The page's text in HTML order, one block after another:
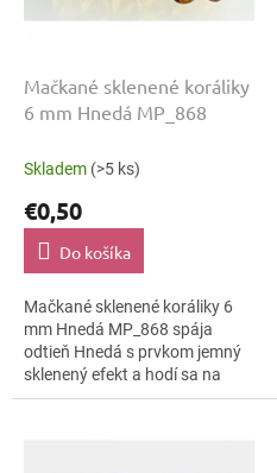
d
Mačkané sklenené koráliky
6 mm Hnedá MP_868
Skladem (>5 ks)
€0,50
Do košíka
Mačkané sklenené koráliky 6
mm Hnedá MP_868 spája
odtieň Hnedá s prvkom jemný
sklenený efekt a hodí sa na
rustikálne dekorácie, náramky